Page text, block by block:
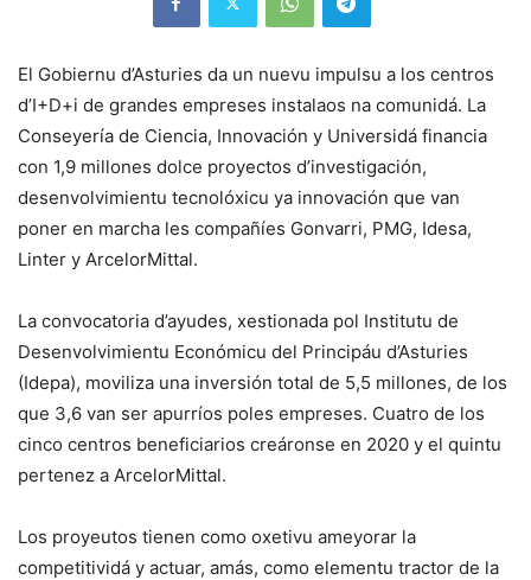
El Gobiernu d’Asturies da un nuevu impulsu a los centros
d’I+D+i de grandes empreses instalaos na comunidá. La
Conseyería de Ciencia, Innovación y Universidá financia
con 1,9 millones dolce proyectos d’investigación,
desenvolvimientu tecnolóxicu ya innovación que van
poner en marcha les compañíes Gonvarri, PMG, Idesa,
Linter y ArcelorMittal.
La convocatoria d’ayudes, xestionada pol Institutu de
Desenvolvimientu Económicu del Principáu d’Asturies
(Idepa), moviliza una inversión total de 5,5 millones, de los
que 3,6 van ser apurríos poles empreses. Cuatro de los
cinco centros beneficiarios creáronse en 2020 y el quintu
pertenez a ArcelorMittal.
Los proyeutos tienen como oxetivu ameyorar la
competitividá y actuar, amás, como elementu tractor de la